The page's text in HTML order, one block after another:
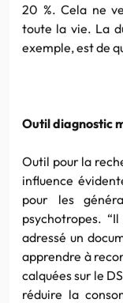
20 %. Cela ne
toute la vie. La
exemple, est de
Outil diagnostic
Outil pour la
influence
pour les
psychotropes. “Il
adressé un
apprendre à
calquées sur le
réduire la